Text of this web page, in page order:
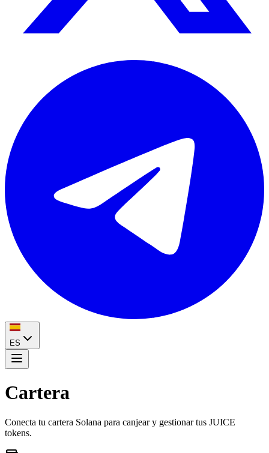
ES
Cartera
Conecta tu cartera Solana para canjear y gestionar tus JUICE
tokens.